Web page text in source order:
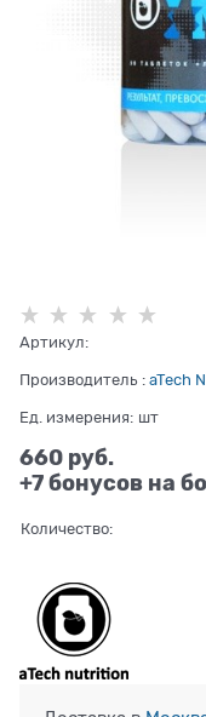
Артикул:
Производитель : aTech
Ед. измерения: шт
660 руб.
+7 бонусов на
Количество: